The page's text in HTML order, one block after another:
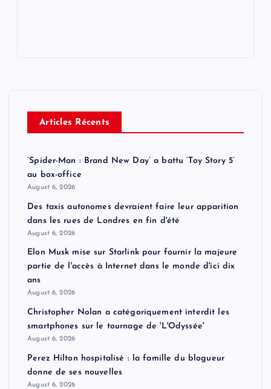
Articles Récents
‘Spider-Man : Brand New Day’ a battu ‘Toy Story 5’
au box-office
August 6, 2026
Des taxis autonomes devraient faire leur apparition
dans les rues de Londres en fin d'été
August 6, 2026
Elon Musk mise sur Starlink pour fournir la majeure
partie de l'accès à Internet dans le monde d'ici dix
ans
August 6, 2026
Christopher Nolan a catégoriquement interdit les
smartphones sur le tournage de 'L'Odyssée'
August 6, 2026
Perez Hilton hospitalisé : la famille du blogueur
donne de ses nouvelles
August 6, 2026